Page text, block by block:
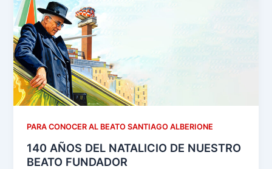
PARA CONOCER AL BEATO SANTIAGO ALBERIONE
140 AÑOS DEL NATALICIO DE NUESTRO
BEATO FUNDADOR